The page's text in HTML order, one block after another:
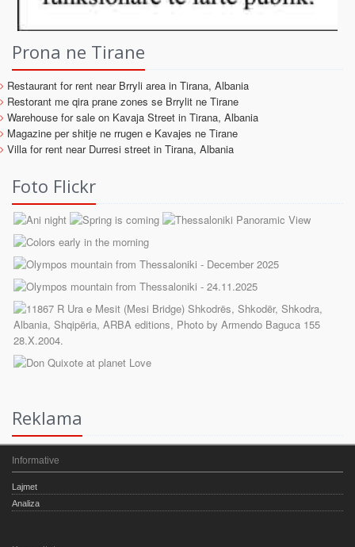
Prona ne Tirane
Restaurant for rent near Brryli area in Tirana, Albania
Restorant me qira prane zones se Brrylit ne Tirane
Warehouse for sale on Kavaja Street in Tirana, Albania
Magazine per shitje ne rrugen e Kavajes ne Tirane
Villa for rent near Durresi street in Tirana, Albania
Foto Flickr
Reklama
Informative
Lajmet
Analiza